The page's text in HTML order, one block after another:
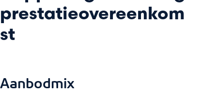
prestatieovereenkom
st
Aanbodmix